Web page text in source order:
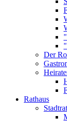
Der
Rathaus